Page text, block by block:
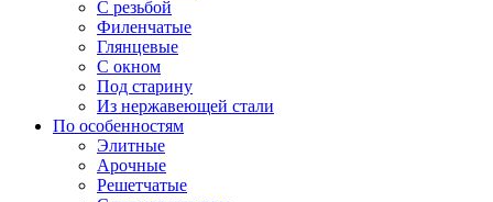
С резьбой
Филенчатые
Глянцевые
С окном
Под старину
Из нержавеющей стали
По особенностям
Элитные
Арочные
Решетчатые